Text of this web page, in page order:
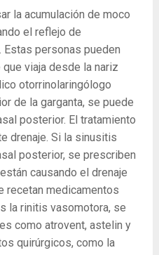
la acumulación de moco
el reflejo de
Estas personas pueden
viaja desde la nariz
otorrinolaringólogo
de la garganta, se puede
posterior. El tratamiento
drenaje. Si la sinusitis
posterior, se prescriben
causando el drenaje
recetan medicamentos
la rinitis vasomotora, se
como atrovent, astelin y
quirúrgicos, como la